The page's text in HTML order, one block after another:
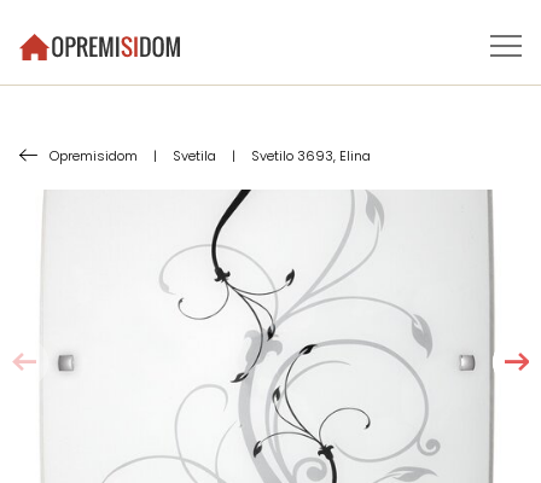
Opremisidom | Svetila | Svetilo 3693, Elina